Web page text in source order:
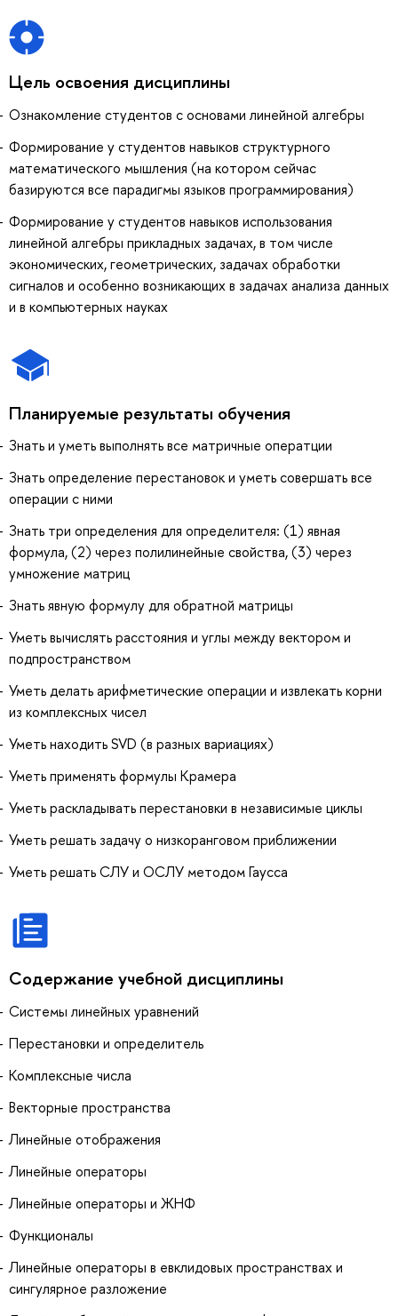
Цель освоения дисциплины
Ознакомление студентов с основами линейной алгебры
Формирование у студентов навыков структурного
математического мышления (на котором сейчас
базируются все парадигмы языков программирования)
Формирование у студентов навыков использования
линейной алгебры прикладных задачах, в том числе
экономических, геометрических, задачах обработки
сигналов и особенно возникающих в задачах анализа данных
и в компьютерных науках
Планируемые результаты обучения
Знать и уметь выполнять все матричные оператции
Знать определение перестановок и уметь совершать все
операции с ними
Знать три определения для определителя: (1) явная
формула, (2) через полилинейные свойства, (3) через
умножение матриц
Знать явную формулу для обратной матрицы
Уметь вычислять расстояния и углы между вектором и
подпространством
Уметь делать арифметические операции и извлекать корни
из комплексных чисел
Уметь находить SVD (в разных вариациях)
Уметь применять формулы Крамера
Уметь раскладывать перестановки в независимые циклы
Уметь решать задачу о низкоранговом приближении
Уметь решать СЛУ и ОСЛУ методом Гаусса
Содержание учебной дисциплины
Системы линейных уравнений
Перестановки и определитель
Комплексные числа
Векторные пространства
Линейные отображения
Линейные операторы
Линейные операторы и ЖНФ
Функционалы
Линейные операторы в евклидовых пространствах и
сингулярное разложение